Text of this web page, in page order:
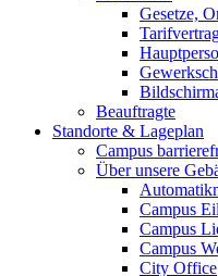
Gesetze,
Beauftragte
Standorte & Lageplan
Campus
Über unsere
Campus
Campus
Campus
City Office